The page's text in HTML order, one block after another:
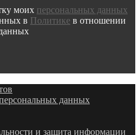
моих персональных данных
в Политике в отношении
данных
и защита информации